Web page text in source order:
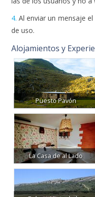
4. Al enviar un mensaje
de uso.
Alojamientos y
Puesto Pavón
La Casa de al Lado